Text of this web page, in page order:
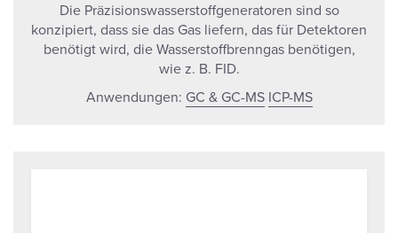
Die Präzisionswasserstoffgeneratoren sind so
konzipiert, dass sie das Gas liefern, das für Detektoren
benötigt wird, die Wasserstoffbrenngas benötigen,
wie z. B. FID.
Anwendungen: GC & GC-MS ICP-MS